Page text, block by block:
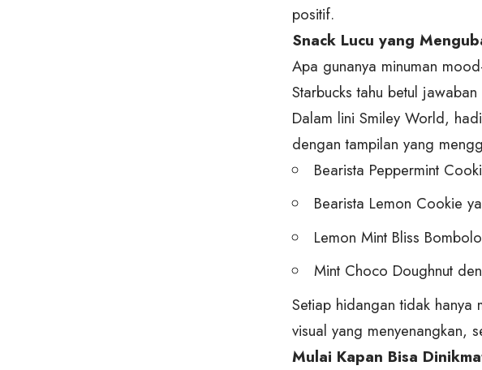
positif.
Snack Lucu yang
Apa gunanya minuman
Starbucks tahu betul jawaban
Dalam lini Smiley World,
dengan tampilan yang
Bearista Peppermint
Bearista Lemon Cookie
Lemon Mint Bliss
Mint Choco Doughnut
Setiap hidangan tidak hanya
visual yang menyenangkan,
Mulai Kapan Bisa